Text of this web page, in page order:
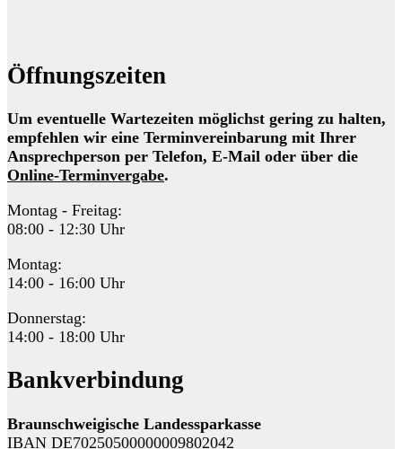
Öffnungszeiten
Um eventuelle Wartezeiten möglichst gering zu halten,
empfehlen wir eine Terminvereinbarung mit Ihrer
Ansprechperson per Telefon, E-Mail oder über die
Online-Terminvergabe.
Montag - Freitag:
08:00 - 12:30 Uhr
Montag:
14:00 - 16:00 Uhr
Donnerstag:
14:00 - 18:00 Uhr
Bankverbindung
Braunschweigische Landessparkasse
IBAN DE70250500000009802042